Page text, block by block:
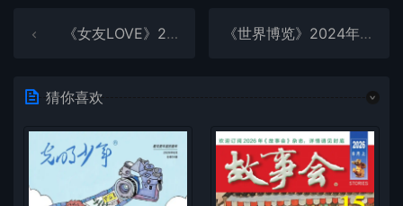
《女友LOVE》2024年第10期全彩精校PDF杂志下载 《世界博览》2024年第18期全彩精校PDF杂志下载
猜你喜欢